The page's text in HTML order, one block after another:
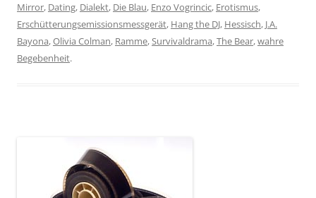
Mirror, Dating, Dialekt, Die Blau, Enzo Vogrincic, Erotismus,
Erschütterungsemissionsmessgerät, Hang the DJ, Hessisch, J.A.
Bayona,Olivia Colman, Ramme,Survivaldrama,The Bear,wahre
Begebenheit.